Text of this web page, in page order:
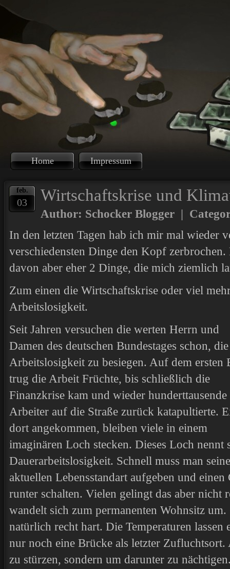
Home Impressum
feb.
03 Wirtschaftskrise und
Author: Schocker Blogger |
In den letzten Tagen hab ich mir mal wieder
verschiedensten Dinge den Kopf
davon aber eher 2 Dinge, die mich ziemlich
Zum einen die Wirtschaftskrise oder viel
Arbeitslosigkeit.
Seit Jahren versuchen die werten Herrn und
Damen des deutschen Bundestages schon, die
Arbeitslosigkeit zu besiegen. Auf dem ersten
trug die Arbeit Früchte, bis schließlich die
Finanzkrise kam und wieder hunderttausende
Arbeiter auf die Straße zurück katapultierte.
dort angekommen, bleiben viele in einem
imaginären Loch stecken. Dieses Loch nennt
Dauerarbeitslosigkeit. Schnell muss man
aktuellen Lebensstandart aufgeben und einen
runter schalten. Vielen gelingt das aber nicht
wandelt sich zum permanenten Wohnsitz
natürlich recht hart. Die Temperaturen
nur noch eine Brücke als letzter
zu stürzen, sondern um darunter zu